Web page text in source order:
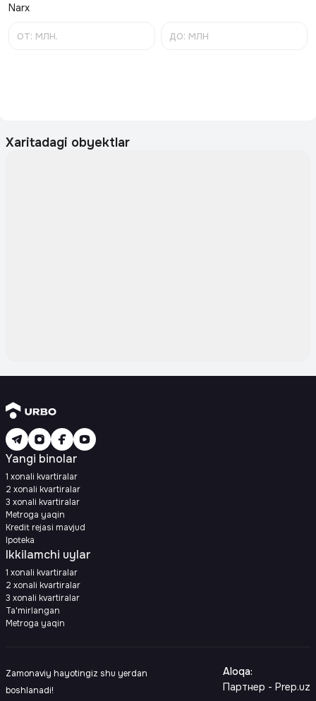
Narx
Xaritadagi obyektlar
Yangi binolar
1 xonali kvartiralar
2 xonali kvartiralar
3 xonali kvartiralar
Metroga yaqin
Kredit rejasi mavjud
Ipoteka
Ikkilamchi uylar
1 xonali kvartiralar
2 xonali kvartiralar
3 xonali kvartiralar
Ta'mirlangan
Metroga yaqin
Zamonaviy hayotingiz shu yerdan
boshlanadi!
Aloqa:
Партнер - Prep.uz